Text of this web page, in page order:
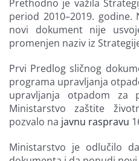
Prethodno je važila
period 2010–2019.
novi dokument nije
promenjen naziv iz
Prvi Predlog sličnog
programa upravljanja
upravljanja otpadom za
Ministarstvo zaštite
pozvalo na javnu raspravu
Ministarstvo je odlučilo